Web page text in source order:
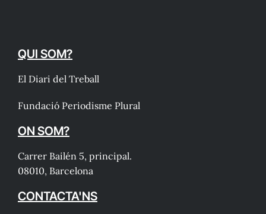
QUI SOM?
El Diari del Treball
Fundació Periodisme Plural
ON SOM?
Carrer Bailén 5, principal.
08010, Barcelona
CONTACTA'NS